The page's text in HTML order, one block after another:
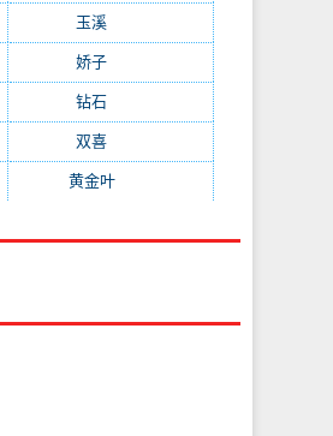
玉溪
娇子
钻石
双喜
黄金叶(151)